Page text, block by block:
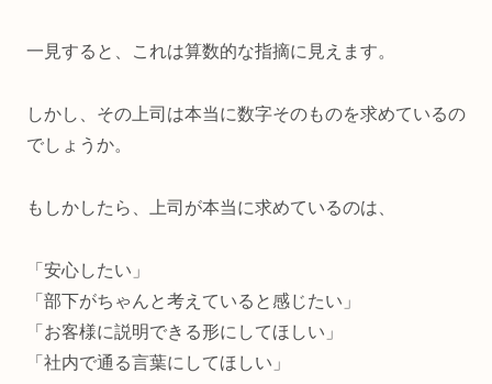
一見すると、これは算数的な指摘に見えます。
しかし、その上司は本当に数字そのものを求めているの
でしょうか。
もしかしたら、上司が本当に求めているのは、
「安心したい」
「部下がちゃんと考えていると感じたい」
「お客様に説明できる形にしてほしい」
「社内で通る言葉にしてほしい」